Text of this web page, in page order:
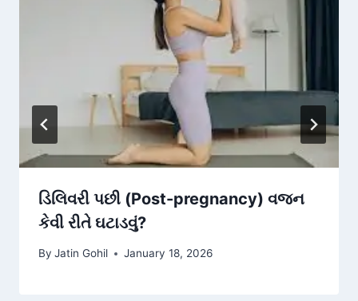
ડિલિવરી પછી (Post-pregnancy) વજન
કેવી રીતે ઘટાડવું?
By Jatin Gohil January 18, 2026